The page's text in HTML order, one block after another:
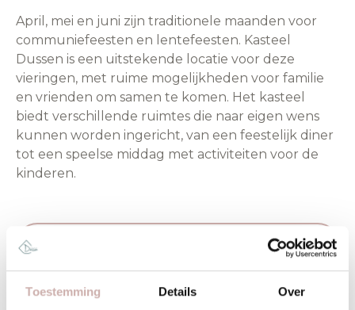
Toestemming Details Over
April, mei en juni zijn traditionele maanden voor
communiefeesten en lentefeesten. Kasteel
Dussen is een uitstekende locatie voor deze
vieringen, met ruime mogelijkheden voor familie
en vrienden om samen te komen. Het kasteel
biedt verschillende ruimtes die naar eigen wens
kunnen worden ingericht, van een feestelijk diner
tot een speelse middag met activiteiten voor de
kinderen.
Vraag voor meer informatie!